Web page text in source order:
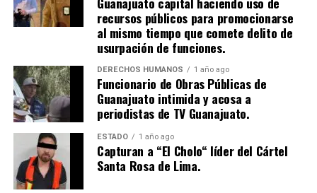
recursos públicos para promocionarse
al mismo tiempo que comete delito de
usurpación de funciones.
DERECHOS HUMANOS 1 año ago
Funcionario de Obras Públicas de
Guanajuato intimida y acosa a
periodistas de TV Guanajuato.
ESTADO 1 año ago
Capturan a “El Cholo“ líder del Cártel
Santa Rosa de Lima.